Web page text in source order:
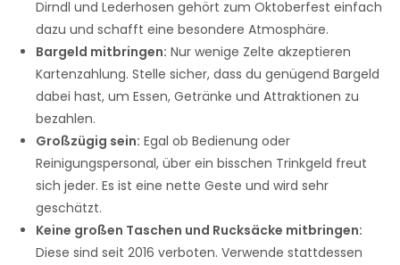
Dirndl und Lederhosen gehört zum Oktoberfest einfach
dazu und schafft eine besondere Atmosphäre.
Bargeld mitbringen: Nur wenige Zelte akzeptieren
Kartenzahlung. Stelle sicher, dass du genügend Bargeld
dabei hast, um Essen, Getränke und Attraktionen zu
bezahlen.
Großzügig sein: Egal ob Bedienung oder
Reinigungspersonal, über ein bisschen Trinkgeld freut
sich jeder. Es ist eine nette Geste und wird sehr
geschätzt.
Keine großen Taschen und Rucksäcke mitbringen:
Diese sind seit 2016 verboten. Verwende stattdessen